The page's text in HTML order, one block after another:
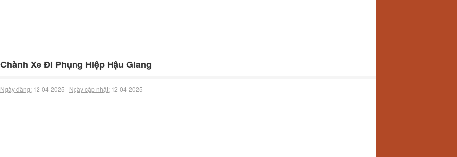
Chành Xe Đi Phụng Hiệp Hậu Giang
Ngày đăng:12-04-2025 | Ngày cập nhật:12-04-2025